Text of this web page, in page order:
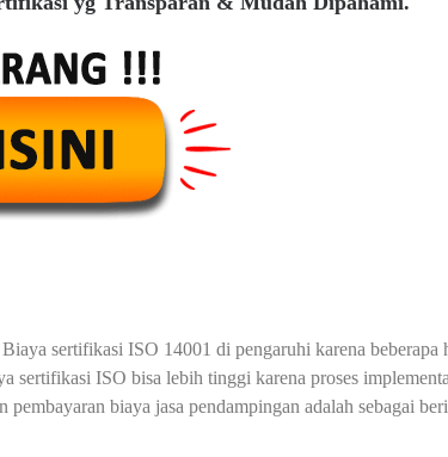
Biaya sertifikasi ISO 14001 di pengaruhi karena beberapa
ISO bisa lebih tinggi karena proses
biaya jasa pendampingan adalah sebagai